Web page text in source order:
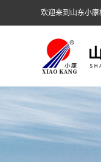
欢迎来到山东小康